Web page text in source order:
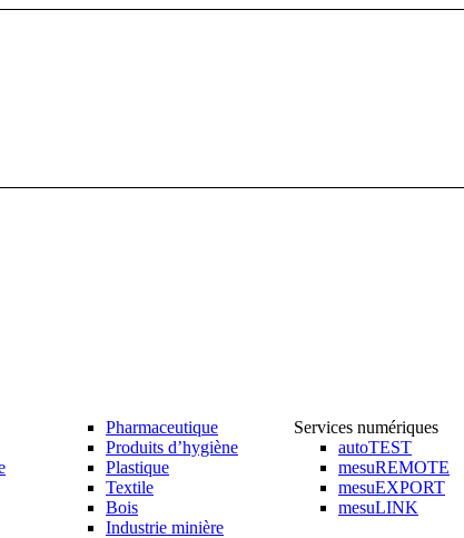
Pharmaceutique
Produits d’hygiène
Plastique
Textile
Bois
Industrie minière
Services numériques
autoTEST
mesuREMOTE
mesuEXPORT
mesuLINK